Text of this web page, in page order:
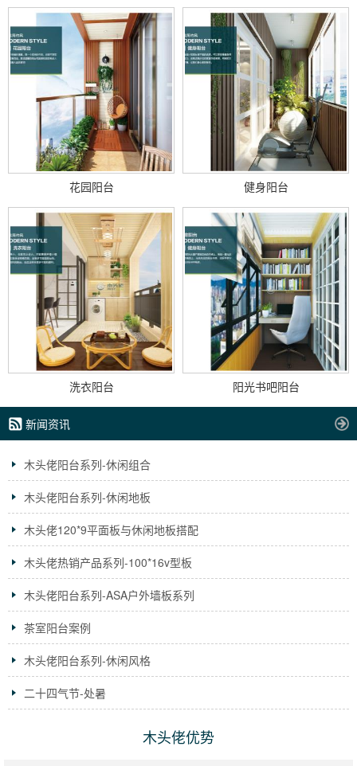
花园阳台 健身阳台
洗衣阳台 阳光书吧阳台
新闻资讯
木头佬阳台系列-休闲组合
木头佬阳台系列-休闲地板
木头佬120*9平面板与休闲地板搭配
木头佬热销产品系列-100*16v型板
木头佬阳台系列-ASA户外墙板系列
茶室阳台案例
木头佬阳台系列-休闲风格
二十四气节-处暑
木头佬优势